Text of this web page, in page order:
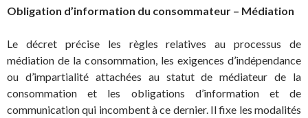
Obligation d’information du consommateur – Médiation
Le décret précise les règles relatives au processus de
médiation de la consommation, les exigences d’indépendance
ou d’impartialité attachées au statut de médiateur de la
consommation et les obligations d’information et de
communication qui incombent à ce dernier. Il fixe les modalités